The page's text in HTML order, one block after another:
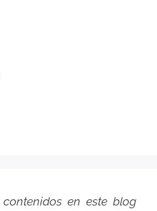
en este blog